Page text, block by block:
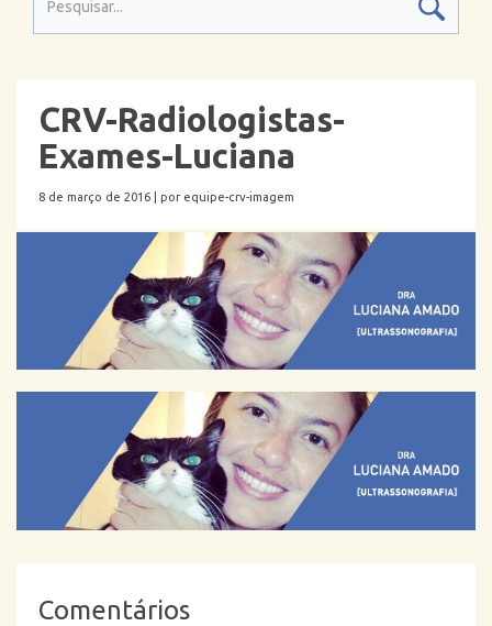
CRV-Radiologistas-
Exames-Luciana
8 de março de 2016 | por equipe-crv-imagem
Comentários